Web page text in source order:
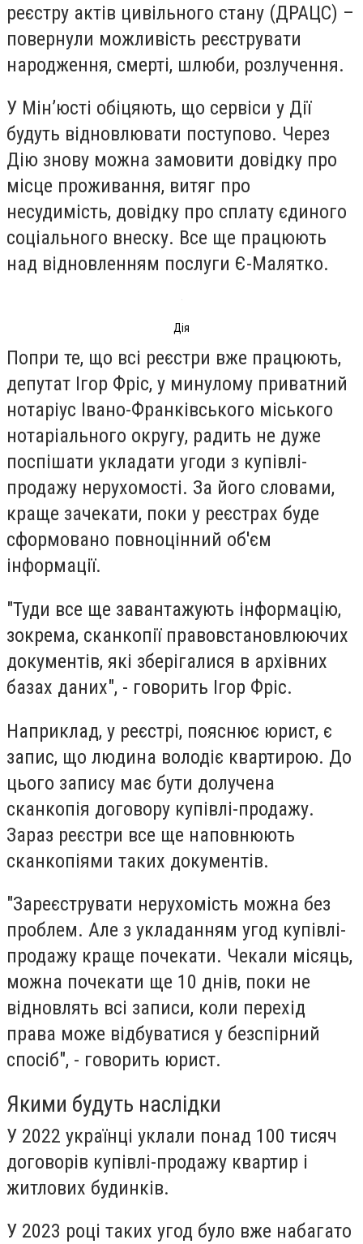
реєстру актів цивільного стану (ДРАЦС) –
повернули можливість реєструвати
народження, смерті, шлюби, розлучення.
У Мін’юсті обіцяють, що сервіси у Дії
будуть відновлювати поступово. Через
Дію знову можна замовити довідку про
місце проживання, витяг про
несудимість, довідку про сплату єдиного
соціального внеску. Все ще працюють
над відновленням послуги Є-Малятко.
Дія
Попри те, що всі реєстри вже працюють,
депутат Ігор Фріс, у минулому приватний
нотаріус Івано-Франківського міського
нотаріального округу, радить не дуже
поспішати укладати угоди з купівлі-
продажу нерухомості. За його словами,
краще зачекати, поки у реєстрах буде
сформовано повноцінний об'єм
інформації.
"Туди все ще завантажують інформацію,
зокрема, сканкопії правовстановлюючих
документів, які зберігалися в архівних
базах даних", - говорить Ігор Фріс.
Наприклад, у реєстрі, пояснює юрист, є
запис, що людина володіє квартирою. До
цього запису має бути долучена
сканкопія договору купівлі-продажу.
Зараз реєстри все ще наповнюють
сканкопіями таких документів.
"Зареєструвати нерухомість можна без
проблем. Але з укладанням угод купівлі-
продажу краще почекати. Чекали місяць,
можна почекати ще 10 днів, поки не
відновлять всі записи, коли перехід
права може відбуватися у безспірний
спосіб", - говорить юрист.
Якими будуть наслідки
У 2022 українці уклали понад 100 тисяч
договорів купівлі-продажу квартир і
житлових будинків.
У 2023 році таких угод було вже набагато